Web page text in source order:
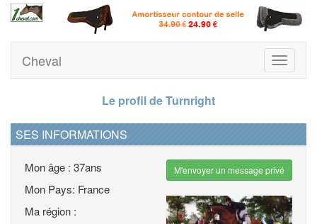
Toggle
Cheval
Le profil de Turnright
SES INFORMATIONS
Mon âge : 37ans
Mon Pays: France
Ma région :
M'envoyer un message privé